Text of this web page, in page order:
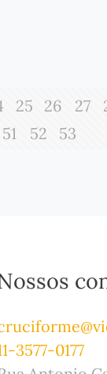
25 26 27
51 52
53
3577-0177